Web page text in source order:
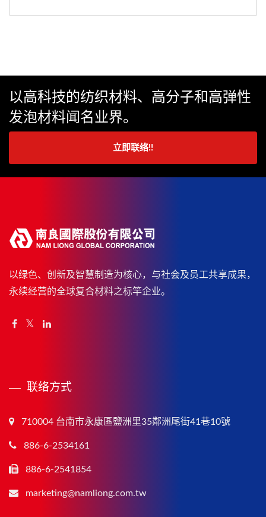
以高科技的纺织材料、高分子和高弹性
发泡材料闻名业界。
立即联络!!
以绿色、创新及智慧制造为核心，与社会及员工共享成果，
永续经营的全球复合材料之标竿企业。
联络方式
710004 台南市永康區鹽洲里35鄰洲尾街41巷10號
886-6-2534161
886-6-2541854
marketing@namliong.com.tw